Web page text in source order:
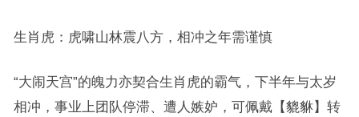
生肖虎：虎啸山林震八方，相冲之年需谨慎
“大闹天宫”的魄力亦契合生肖虎的霸气，下半年与太岁
相冲，事业上团队停滞、遭人嫉妒，可佩戴【貔貅】转